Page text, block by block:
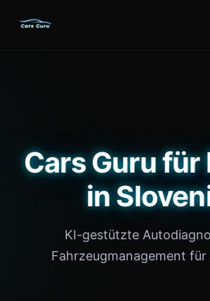
Cars Guru für
in
KI-gestützte
Fahrzeugmanagement für